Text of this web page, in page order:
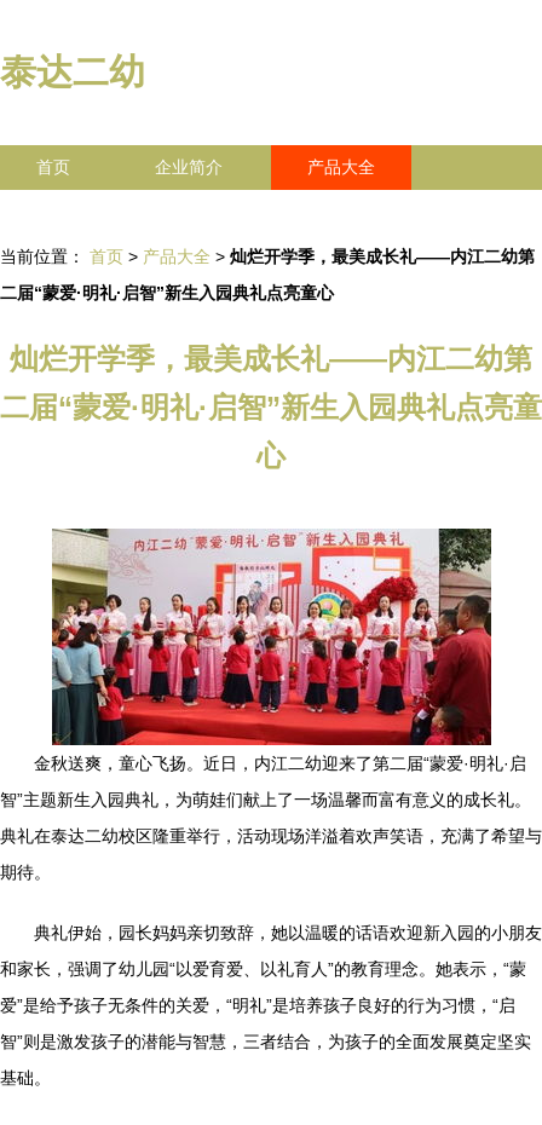
泰达二幼
首页 企业简介 产品大全
当前位置： 首页 > 产品大全 > 灿烂开学季，最美成长礼——内江二幼第
二届“蒙爱·明礼·启智”新生入园典礼点亮童心
灿烂开学季，最美成长礼——内江二幼第
二届“蒙爱·明礼·启智”新生入园典礼点亮童
心
金秋送爽，童心飞扬。近日，内江二幼迎来了第二届“蒙爱·明礼·启
智”主题新生入园典礼，为萌娃们献上了一场温馨而富有意义的成长礼。
典礼在泰达二幼校区隆重举行，活动现场洋溢着欢声笑语，充满了希望与
期待。
典礼伊始，园长妈妈亲切致辞，她以温暖的话语欢迎新入园的小朋友
和家长，强调了幼儿园“以爱育爱、以礼育人”的教育理念。她表示，“蒙
爱”是给予孩子无条件的关爱，“明礼”是培养孩子良好的行为习惯，“启
智”则是激发孩子的潜能与智慧，三者结合，为孩子的全面发展奠定坚实
基础。